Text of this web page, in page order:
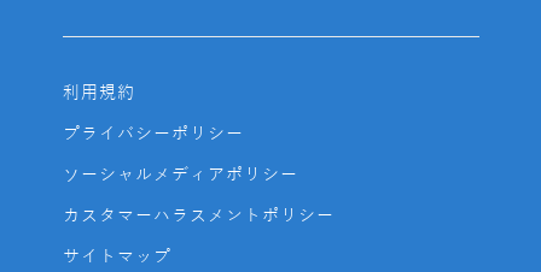
利用規約
プライバシーポリシー
ソーシャルメディアポリシー
カスタマーハラスメントポリシー
サイトマップ